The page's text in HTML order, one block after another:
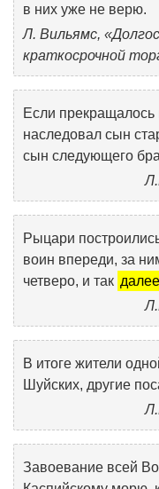
в них уже не верю.
Л. Вильямс,
краткосрочной
Если прекращалось
наследовал сын
сын следующего
Рыцари
воин впереди, за
четверо, и так далее
В итоге жители
Шуйских, другие
Завоевание всей